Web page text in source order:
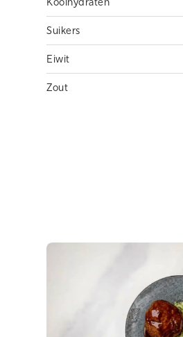
Suikers
Eiwit
Zout